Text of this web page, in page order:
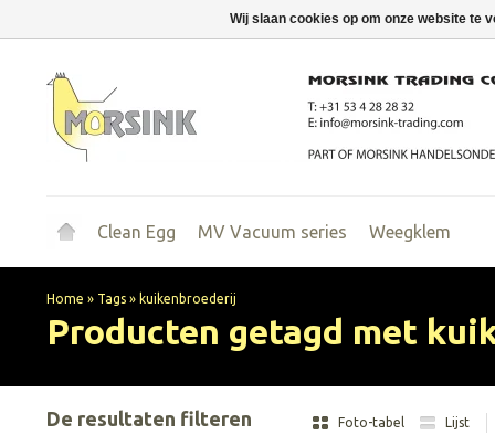
Clean Egg MV Vacuum series Weegklem
Home » Tags » kuikenbroederij
Producten getagd met
Foto-tabel Lijst
De resultaten filteren
Wij slaan cookies op om onze website te